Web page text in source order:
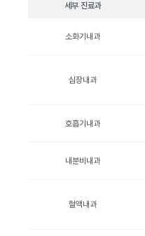
세부 진료과
소화기내과
심장내과
호흡기내과
내분비내과
혈액내과